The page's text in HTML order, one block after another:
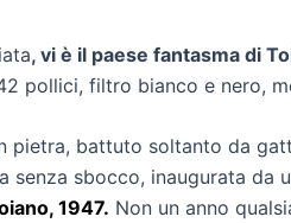
, vi è il paese fantasma di
pollici, filtro bianco e nero,
pietra, battuto soltanto da
senza sbocco, inaugurata da
1947. Non un anno